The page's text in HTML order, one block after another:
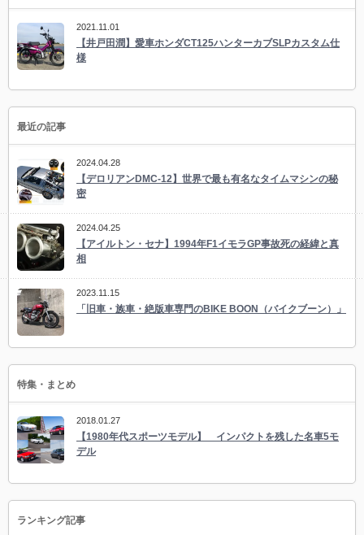
2021.11.01
【井戸田潤】愛車ホンダCT125ハンターカブSLPカスタム仕
様
最近の記事
2024.04.28
【デロリアンDMC-12】世界で最も有名なタイムマシンの秘
密
2024.04.25
【アイルトン・セナ】1994年F1イモラGP事故死の経緯と真
相
2023.11.15
「旧車・族車・絶版車専門のBIKE BOON（バイクブーン）」
特集・まとめ
2018.01.27
【1980年代スポーツモデル】 インパクトを残した名車5モ
デル
ランキング記事